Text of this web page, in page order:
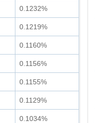
0.1232%
0.1219%
0.1160%
0.1156%
0.1155%
0.1129%
0.1034%